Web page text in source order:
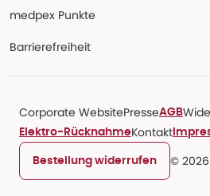
medpex Punkte
Barrierefreiheit
Corporate WebsitePresseAGB
Elektro-RücknahmeKontakt
Bestellung widerrufen ©